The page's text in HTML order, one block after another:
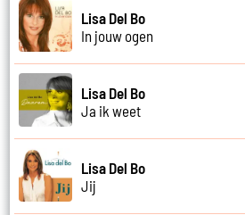
Lisa Del Bo
In jouw ogen
Lisa Del Bo
Ja ik weet
Lisa Del Bo
Jij